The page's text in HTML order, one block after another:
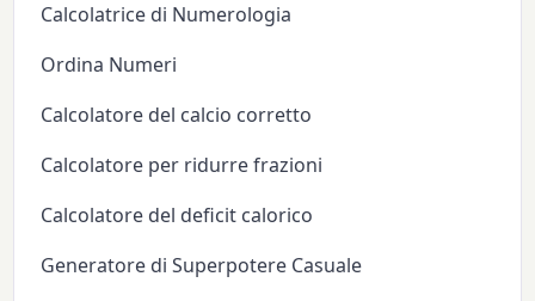
Calcolatrice di Numerologia
Ordina Numeri
Calcolatore del calcio corretto
Calcolatore per ridurre frazioni
Calcolatore del deficit calorico
Generatore di Superpotere Casuale